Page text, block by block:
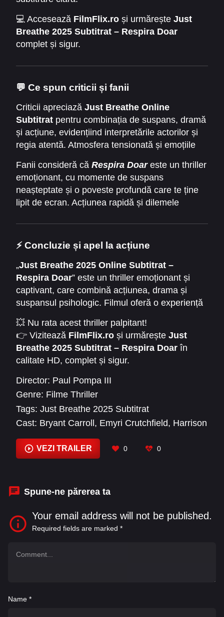
captivante cu prietenii.
💻 Accesează FilmFlix.ro și urmărește Just
Breathe 2025 Subtitrat – Respira Doar
complet și sigur.
💬 Ce spun criticii și fanii
Criticii apreciază Just Breathe Online
Subtitrat pentru combinația de suspans, dramă
și acțiune, evidențiind interpretările actorilor și
regia atentă. Atmosfera tensionată și emoțiile
captivant.
Fanii consideră că Respira Doareste un thriller
emoționant, cu momente de suspans
neașteptate și o poveste profundă care te ține
lipit de ecran. Acțiunea rapidă și dilemele
cinematografică intensă.
⚡ Concluzie și apel la acțiune
„Just Breathe 2025 Online Subtitrat –
Respira Doar” este un thriller emoționant și
captivant, care combină acțiunea, drama și
suspansul psihologic. Filmul oferă o experiență
memorabilă și intensă, perfectă pentru iubitorii
genului.
💥 Nu rata acest thriller palpitant!
👉 Vizitează FilmFlix.ro și urmărește Just
Breathe 2025 Subtitrat – Respira Doar în
calitate HD, complet și sigur.
Director: Paul Pompa III
Genre: Filme Thriller
Tags: Just Breathe 2025 Subtitrat
Cast: Bryant Carroll, Emyri Crutchfield, Harrison
Jablow, Phuong Kubacki, Robert Oppel
Pribis, Sewell Whitney
VEZI TRAILER 0 0
Spune-ne părerea ta
Your email address will not be published.
Required fields are marked *
Name *